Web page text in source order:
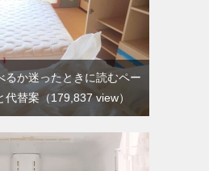
るか迷ったときに読むペー
代替案 （179,837 view）